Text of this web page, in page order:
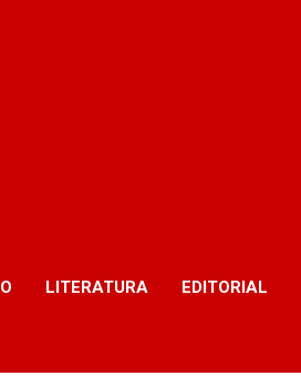
LITERATURA EDITORIAL